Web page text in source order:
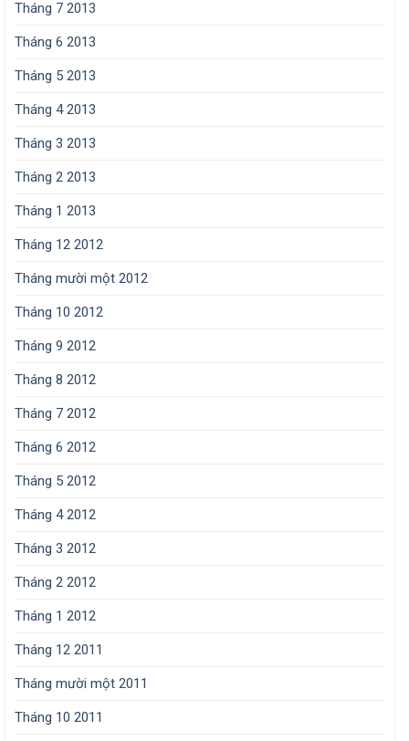
Tháng 7 2013
Tháng 6 2013
Tháng 5 2013
Tháng 4 2013
Tháng 3 2013
Tháng 2 2013
Tháng 1 2013
Tháng 12 2012
Tháng mười một 2012
Tháng 10 2012
Tháng 9 2012
Tháng 8 2012
Tháng 7 2012
Tháng 6 2012
Tháng 5 2012
Tháng 4 2012
Tháng 3 2012
Tháng 2 2012
Tháng 1 2012
Tháng 12 2011
Tháng mười một 2011
Tháng 10 2011